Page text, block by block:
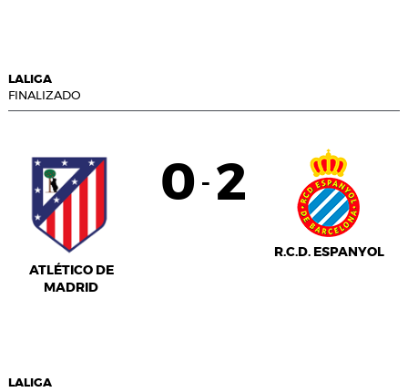
LALIGA
FINALIZADO
ATLÉTICO DE
MADRID
0 - 2
R.C.D. ESPANYOL
LALIGA